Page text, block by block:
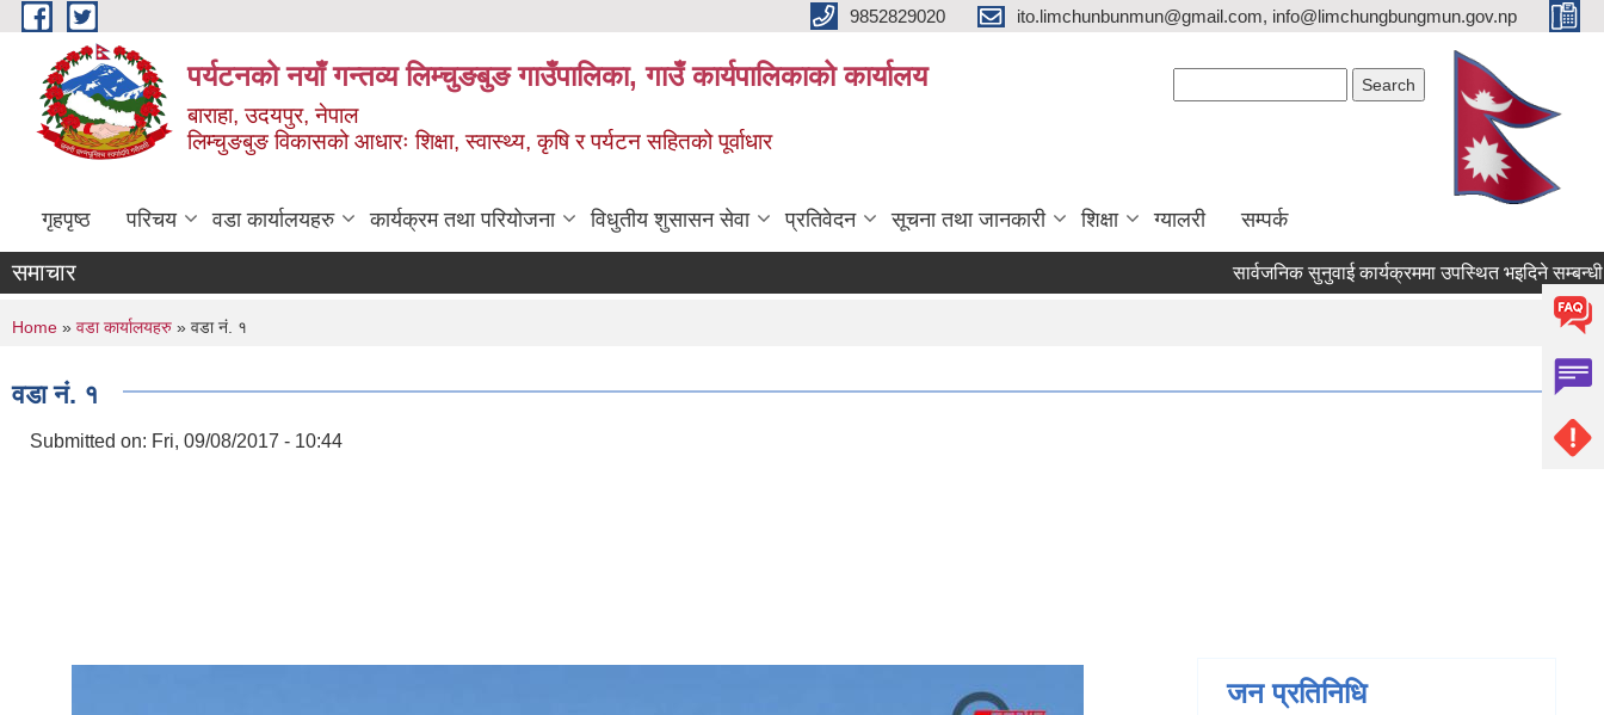
Skip to main content 9852829020 ito.limchunbunmun@gmail.com, info@limchungbungmun.gov.np
पर्यटनको नयाँ गन्तव्य लिम्चुङबुङ गाउँपालिका, गाउँ कार्यपालिकाको कार्यालय
बाराहा, उदयपुर, नेपाल
लिम्चुङबुङ विकासको आधारः शिक्षा, स्वास्थ्य, कृषि र पर्यटन सहितको पूर्वाधार
गृहपृष्ठ परिचय वडा कार्यालयहरु कार्यक्रम तथा परियोजना विधुतीय शुसासन सेवा प्रतिवेदन सूचना तथा जानकारी शिक्षा ग्यालरी सम्पर्क
समाचार सार्वजनिक सुनुवाई कार्यक्रममा उपस्थित भइदिने सम्बन्धी
You are here
Home » वडा कार्यालयहरु » वडा नं. १
वडा नं. १
Submitted on: Fri, 09/08/2017 - 10:44
जन प्रतिनिधि